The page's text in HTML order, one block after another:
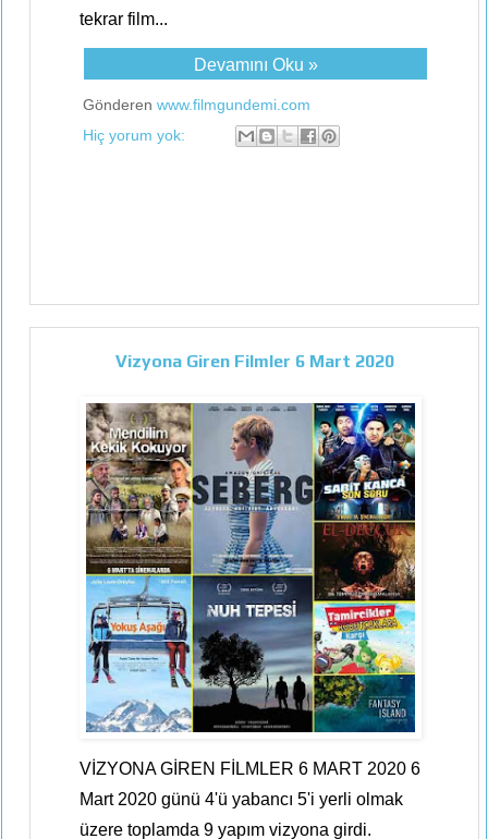
tekrar film...
Devamını Oku »
Gönderen www.filmgundemi.com
Hiç yorum yok:
Vizyona Giren Filmler 6 Mart 2020
VİZYONA GİREN FİLMLER 6 MART 2020 6
Mart 2020 günü 4'ü yabancı 5'i yerli olmak
üzere toplamda 9 yapım vizyona girdi.